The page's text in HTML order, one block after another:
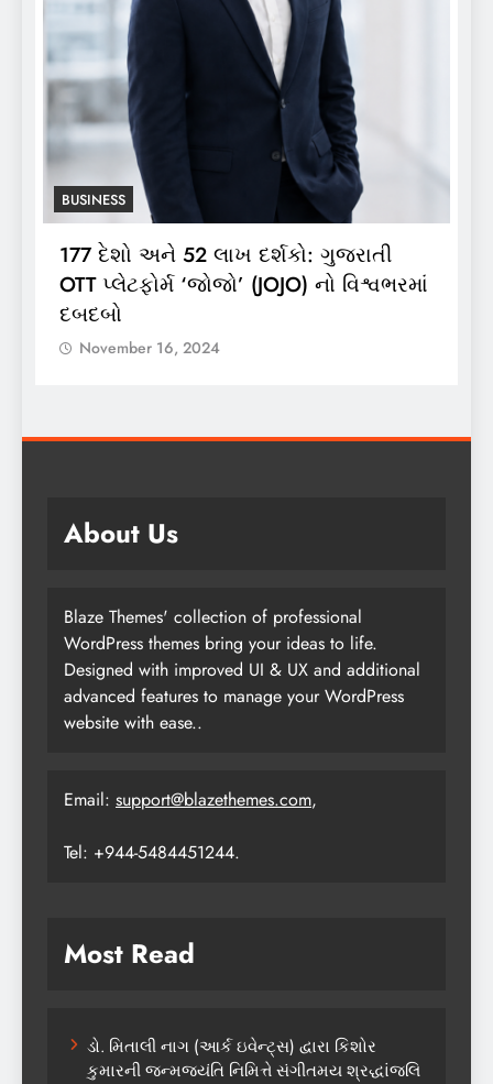
BUSINESS
ભારતગેસ દ્વારા ગ્રાહકો માટે ‘ભારતગેસ
લાઈટ ઝીપ’ 10 કિલો કંપોઝિટ સિલિન્ડરનું
લોન્ચિંગ
November 16, 2024
About Us
Blaze Themes' collection of professional
WordPress themes bring your ideas to life.
Designed with improved UI & UX and additional
advanced features to manage your WordPress
website with ease..
Email: support@blazethemes.com,
Tel: +944-5484451244.
Most Read
ડો. મિતાલી નાગ (આર્ક ઇવેન્ટ્સ) દ્વારા કિશોર
કુમારની જન્મજયંતિ નિમિત્તે સંગીતમય શ્રદ્ધાંજલિ